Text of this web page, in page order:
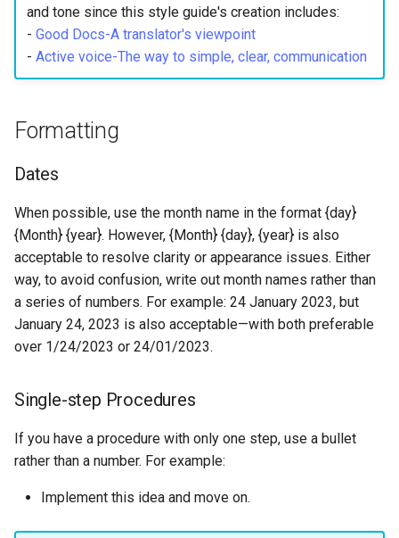
and tone since this style guide's creation includes:
- Good Docs-A translator's viewpoint
- Active voice-The way to simple, clear, communication
Formatting
Dates
When possible, use the month name in the format {day}
{Month} {year}. However, {Month} {day}, {year} is also
acceptable to resolve clarity or appearance issues. Either
way, to avoid confusion, write out month names rather than
a series of numbers. For example: 24 January 2023, but
January 24, 2023 is also acceptable—with both preferable
over 1/24/2023 or 24/01/2023.
Single-step Procedures
If you have a procedure with only one step, use a bullet
rather than a number. For example:
Implement this idea and move on.